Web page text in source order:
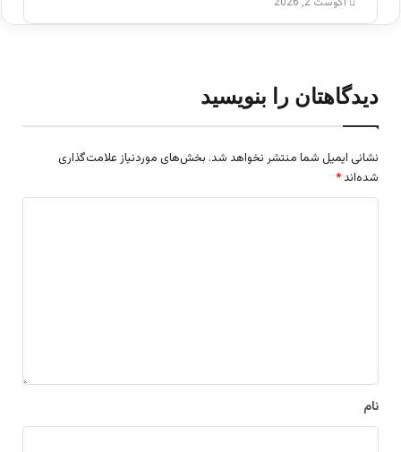
دیدگاهتان را بنویسید
نشانی ایمیل شما منتشر نخواهد شد. بخش‌های موردنیاز علامت‌گذاری
شده‌اند *
نام